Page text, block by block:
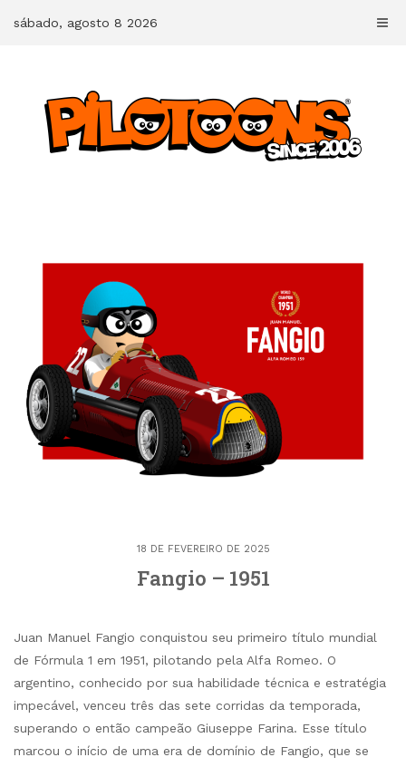
sábado, agosto 8 2026
18 DE FEVEREIRO DE 2025
Fangio – 1951
Juan Manuel Fangio conquistou seu primeiro título mundial
de Fórmula 1 em 1951, pilotando pela Alfa Romeo. O
argentino, conhecido por sua habilidade técnica e estratégia
impecável, venceu três das sete corridas da temporada,
superando o então campeão Giuseppe Farina. Esse título
marcou o início de uma era de domínio de Fangio, que se